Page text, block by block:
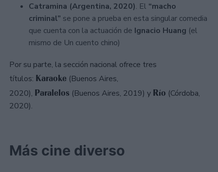
Catramina (Argentina, 2020). El “macho
criminal” se pone a prueba en esta singular comedia
que cuenta con la actuación de Ignacio Huang (el
mismo de Un cuento chino)
Por su parte, la sección nacional ofrece tres
títulos: Karaoke (Buenos Aires,
2020), Paralelos (Buenos Aires, 2019) y Río (Córdoba,
2020).
Más cine diverso